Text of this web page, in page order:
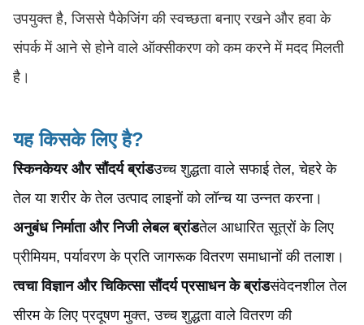
उपयुक्त है, जिससे पैकेजिंग की स्वच्छता बनाए रखने और हवा के
संपर्क में आने से होने वाले ऑक्सीकरण को कम करने में मदद मिलती
है।
यह किसके लिए है?
स्किनकेयर और सौंदर्य ब्रांडउच्च शुद्धता वाले सफाई तेल, चेहरे के
तेल या शरीर के तेल उत्पाद लाइनों को लॉन्च या उन्नत करना।
अनुबंध निर्माता और निजी लेबल ब्रांडतेल आधारित सूत्रों के लिए
प्रीमियम, पर्यावरण के प्रति जागरूक वितरण समाधानों की तलाश।
त्वचा विज्ञान और चिकित्सा सौंदर्य प्रसाधन के ब्रांडसंवेदनशील तेल
सीरम के लिए प्रदूषण मुक्त, उच्च शुद्धता वाले वितरण की